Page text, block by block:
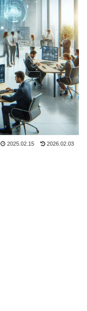
2025.02.15 2026.02.03